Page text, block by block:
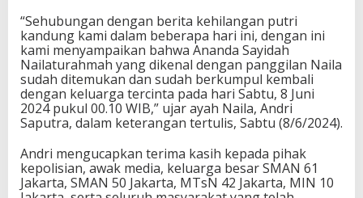
“Sehubungan dengan berita kehilangan putri
kandung kami dalam beberapa hari ini, dengan ini
kami menyampaikan bahwa Ananda Sayidah
Nailaturahmah yang dikenal dengan panggilan Naila
sudah ditemukan dan sudah berkumpul kembali
dengan keluarga tercinta pada hari Sabtu, 8 Juni
2024 pukul 00.10 WIB,” ujar ayah Naila, Andri
Saputra, dalam keterangan tertulis, Sabtu (8/6/2024).
Andri mengucapkan terima kasih kepada pihak
kepolisian, awak media, keluarga besar SMAN 61
Jakarta, SMAN 50 Jakarta, MTsN 42 Jakarta, MIN 10